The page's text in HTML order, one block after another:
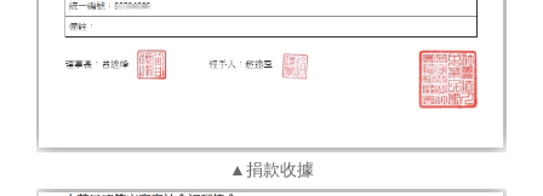
▲捐款收據